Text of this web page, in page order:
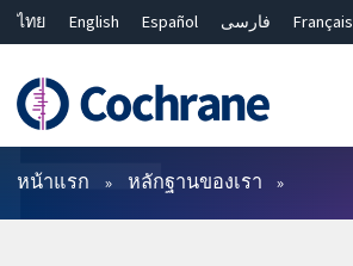
ไทย English Español فارسی
Français
Bahasa Malaysia
繁體中文 简体中文
ตัวกรอง
หน้าแรก หลักฐานของเรา